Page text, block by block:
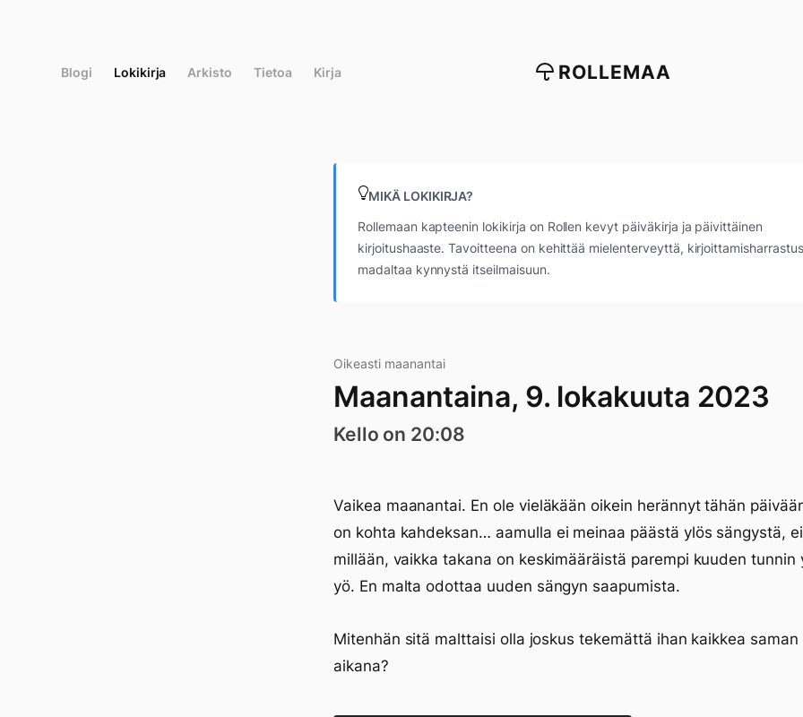
Blogi Lokikirja Arkisto Tietoa Kirja ROLLEMAA
MIKÄ LOKIKIRJA?
Rollemaan kapteenin lokikirja on Rollen kevyt päiväkirja ja päivittäinen
kirjoitushaaste. Tavoitteena on kehittää mielenterveyttä,
madaltaa kynnystä itseilmaisuun.
Oikeasti maanantai
Maanantaina, 9. lokakuuta 2023
Kello on 20:08
Vaikea maanantai. En ole vieläkään oikein herännyt tähän
on kohta kahdeksan… aamulla ei meinaa päästä ylös sängystä,
millään, vaikka takana on keskimääräistä parempi kuuden tunnin
yö. En malta odottaa uuden sängyn saapumista.
Mitenhän sitä malttaisi olla joskus tekemättä ihan kaikkea saman
aikana?